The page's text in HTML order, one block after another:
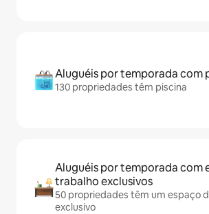
Aluguéis por temporada com
130 propriedades têm piscina
Aluguéis por temporada com
trabalho exclusivos
50 propriedades têm um espaço
exclusivo